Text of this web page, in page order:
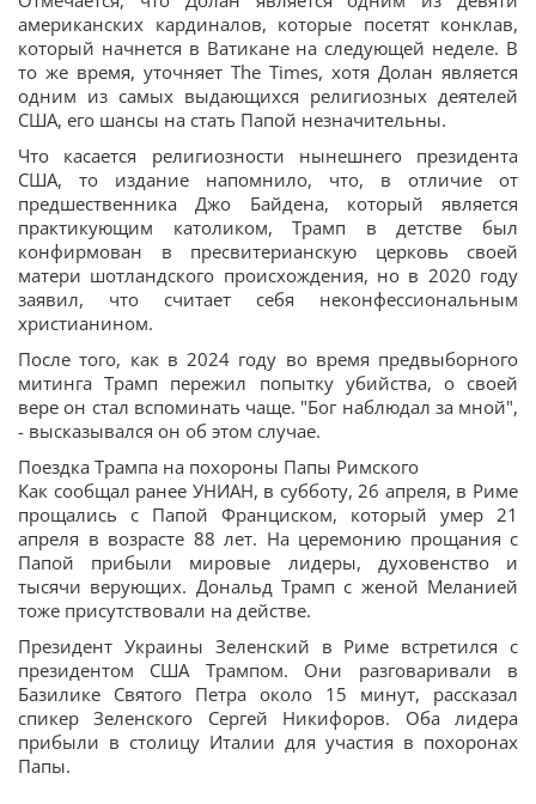
американских кардиналов, которые посетят конклав,
который начнется в Ватикане на следующей неделе. В
то же время, уточняет The Times, хотя Долан является
одним из самых выдающихся религиозных деятелей
США, его шансы на стать Папой незначительны.
Что касается религиозности нынешнего президента
США, то издание напомнило, что, в отличие от
предшественника Джо Байдена, который является
практикующим католиком, Трамп в детстве был
конфирмован в пресвитерианскую церковь своей
матери шотландского происхождения, но в 2020 году
заявил, что считает себя неконфессиональным
христианином.
После того, как в 2024 году во время предвыборного
митинга Трамп пережил попытку убийства, о своей
вере он стал вспоминать чаще. "Бог наблюдал за мной",
- высказывался он об этом случае.
Поездка Трампа на похороны Папы Римского
Как сообщал ранее УНИАН, в субботу, 26 апреля, в Риме
прощались с Папой Франциском, который умер 21
апреля в возрасте 88 лет. На церемонию прощания с
Папой прибыли мировые лидеры, духовенство и
тысячи верующих. Дональд Трамп с женой Меланией
тоже присутствовали на действе.
Президент Украины Зеленский в Риме встретился с
президентом США Трампом. Они разговаривали в
Базилике Святого Петра около 15 минут, рассказал
спикер Зеленского Сергей Никифоров. Оба лидера
прибыли в столицу Италии для участия в похоронах
Папы.